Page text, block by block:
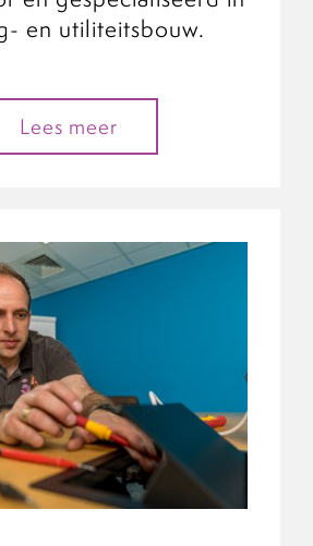
en utiliteitsbouw.
Lees meer